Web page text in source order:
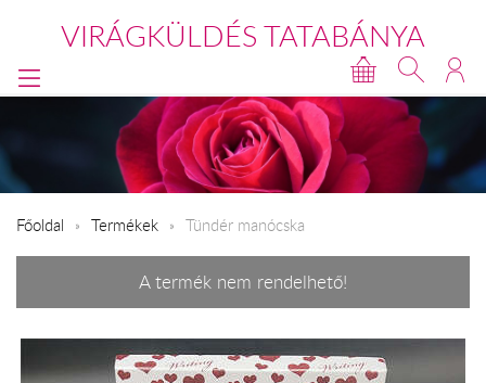
VIRÁGKÜLDÉS TATABÁNYA
Főoldal Termékek Tündér manócska
A termék nem rendelhető!